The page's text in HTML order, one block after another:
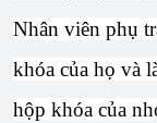
Nhân viên phụ
khóa của họ và
hộp khóa của